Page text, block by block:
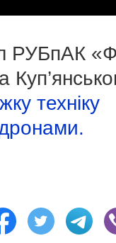
РУБпАК
техніку